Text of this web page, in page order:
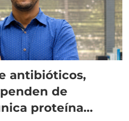
antibióticos,
de
proteína